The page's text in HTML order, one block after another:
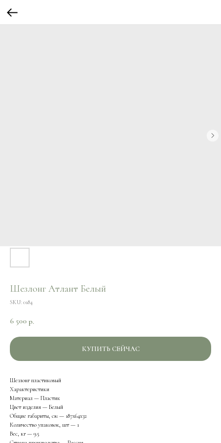
Шезлонг Атлант Белый
SKU: 0184
6 500 р.
КУПИТЬ СЕЙЧАС
Шезлонг пластиковый
Характеристики
Материал — Пластик
Цвет изделия — Белый
Общие габариты, см — 187х64х32
Количество упаковок, шт — 1
Вес, кг — 9.5